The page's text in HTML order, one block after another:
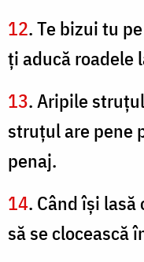
12. Te bizui tu
ţi aducă roadele
13. Aripile
struţul are pene
penaj.
14. Când îşi
să se clocească